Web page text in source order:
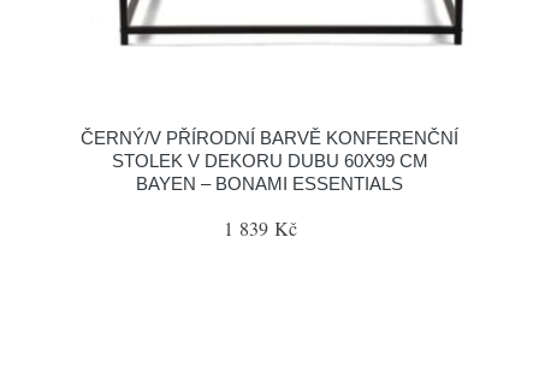
ČERNÝ/V PŘÍRODNÍ BARVĚ KONFERENČNÍ
STOLEK V DEKORU DUBU 60X99 CM
BAYEN – BONAMI ESSENTIALS
1 839 Kč